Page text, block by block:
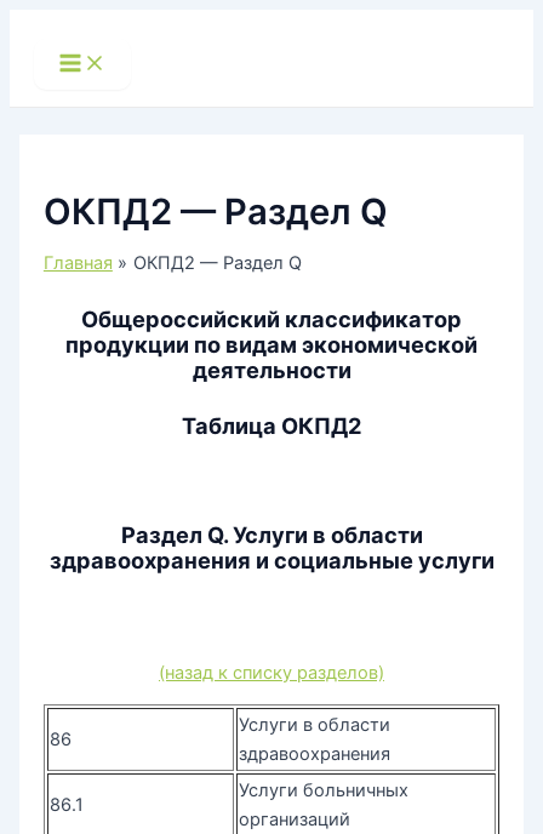
Main
Menu
ОКПД2 — Раздел Q
Главная ОКПД2 — Раздел Q
Общероссийский классификатор
продукции по видам экономической
деятельности
Таблица ОКПД2
Раздел Q. Услуги в области
здравоохранения и социальные услуги
(назад к списку разделов)
86
Услуги в области
здравоохранения
86.1
Услуги больничных
организаций